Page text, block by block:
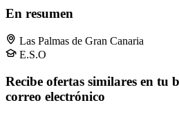
En resumen
Las Palmas de Gran Canaria
E.S.O
Recibe ofertas similares en tu
correo electrónico